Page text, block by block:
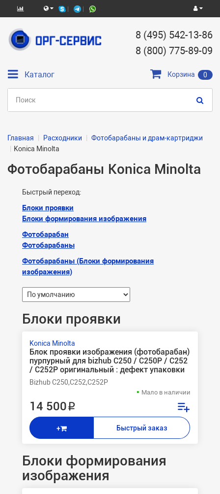
8 (495) 542-13-86
8 (800) 775-89-09
Каталог Корзина 0
Главная Расходники
Фотобарабаны и драм-картриджи
Konica Minolta
Фотобарабаны Konica Minolta
Быстрый переход:
Блоки проявки
Блоки формирования изображения
Фотобарабан
Фотобарабаны
Фотобарабаны (Блоки формирования
изображения)
Блоки проявки
Konica Minolta
Блок проявки изображения (фотобарабан)
пурпурный для bizhub C250 / C250Р / C252
/ C252P оригинальный : дефект упаковки
Bizhub C250,C252,C252P
Мало в наличии
14 500 ₽
+ Быстрый заказ
Блоки формирования
изображения